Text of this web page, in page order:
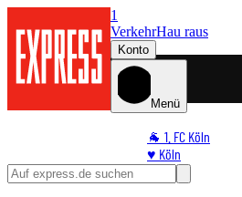
1
VerkehrHau raus
Konto
Menü
🐐 1. FC Köln
♥️ Köln
⭐ Promi